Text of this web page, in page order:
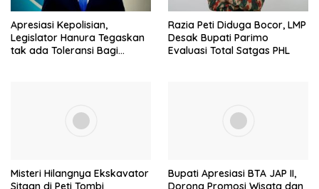
Apresiasi Kepolisian,
Legislator Hanura Tegaskan
tak ada Toleransi Bagi
Razia Peti Diduga Bocor, LMP
Desak Bupati Parimo
Evaluasi Total Satgas PHL
Misteri Hilangnya Ekskavator
Sitaan di Peti Tombi
Bupati Apresiasi BTA JAP II,
Dorong Promosi Wisata dan